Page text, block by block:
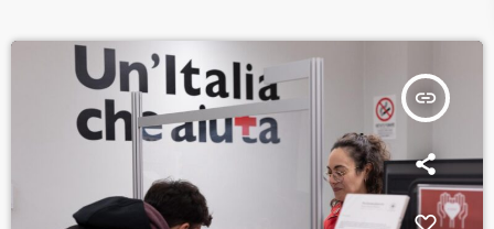
insert_link